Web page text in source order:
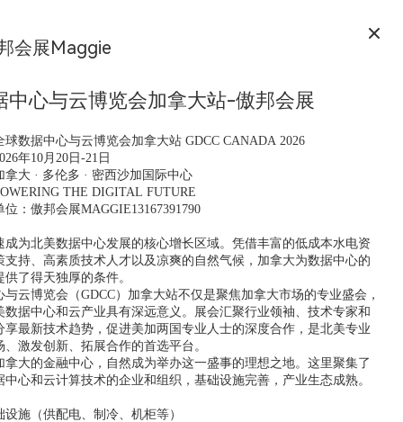
会展Maggie
中心与云博览会加拿大站-傲邦会展
球数据中心与云博览会加拿大站 GDCC CANADA 2026
年10月20日-21日
拿大 · 多伦多 · 密西沙加国际中心
THE DIGITAL FUTURE
：傲邦会展MAGGIE13167391790
成为北美数据中心发展的核心增长区域。凭借丰富的低成本水电资
支持、高素质技术人才以及凉爽的自然气候，加拿大为数据中心的
了得天独厚的条件。
与云博览会（GDCC）加拿大站不仅是聚焦加拿大市场的专业盛会，
数据中心和云产业具有深远意义。展会汇聚行业领袖、技术专家和
享最新技术趋势，促进美加两国专业人士的深度合作，是北美专业
激发创新、拓展合作的首选平台。
拿大的金融中心，自然成为举办这一盛事的理想之地。这里聚集了
中心和云计算技术的企业和组织，基础设施完善，产业生态成熟。
施（供配电、制冷、机柜等）